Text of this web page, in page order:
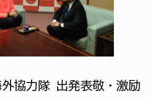
外協力隊 出発表敬・激励